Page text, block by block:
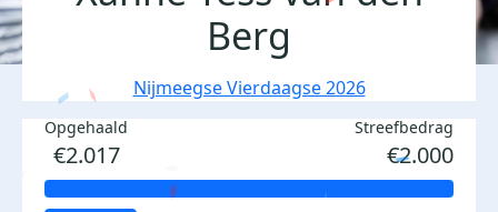
Berg
Nijmeegse Vierdaagse 2026
Opgehaald
€2.017
Streefbedrag
€2.000